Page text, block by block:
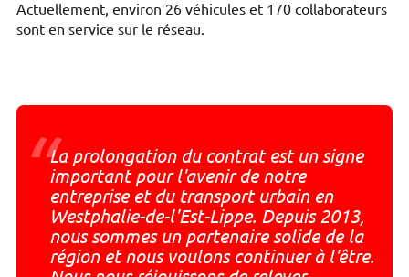
Actuellement, environ 26 véhicules et 170 collaborateurs
sont en service sur le réseau.
“La prolongation du contrat est un signe
important pour l'avenir de notre
entreprise et du transport urbain en
Westphalie-de-l'Est-Lippe. Depuis 2013,
nous sommes un partenaire solide de la
région et nous voulons continuer à l'être.